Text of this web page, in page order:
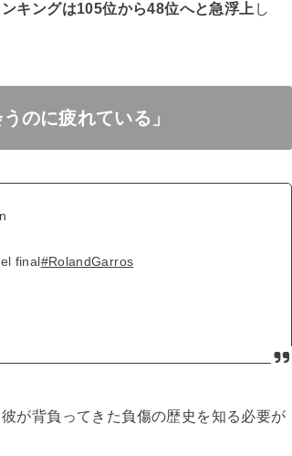
キングは105位から48位へと急浮上 し
のに疲れている」
final#RolandGarros
が背負ってきた負傷の歴史を知る必要が